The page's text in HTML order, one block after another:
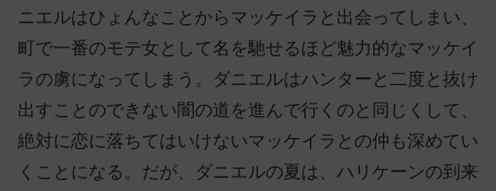
ニエルはひょんなことからマッケイラと出会ってしまい、
町で一番のモテ女として名を馳せるほど魅力的なマッケイ
ラの虜になってしまう。ダニエルはハンターと二度と抜け
出すことのできない闇の道を進んで行くのと同じくして、
絶対に恋に落ちてはいけないマッケイラとの仲も深めてい
くことになる。だが、ダニエルの夏は、ハリケーンの到来